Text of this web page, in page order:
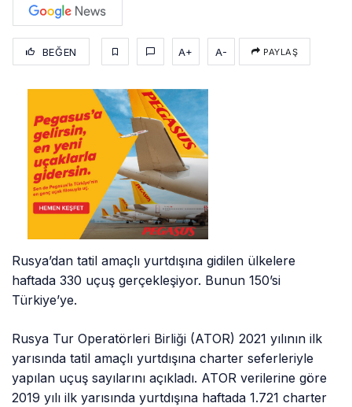
BEĞEN A+ A- PAYLAŞ
Rusya’dan tatil amaçlı yurtdışına gidilen ülkelere
haftada 330 uçuş gerçekleşiyor. Bunun 150’si
Türkiye’ye.
Rusya Tur Operatörleri Birliği (ATOR) 2021 yılının ilk
yarısında tatil amaçlı yurtdışına charter seferleriyle
yapılan uçuş sayılarını açıkladı. ATOR verilerine göre
2019 yılı ilk yarısında yurtdışına haftada 1.721 charter